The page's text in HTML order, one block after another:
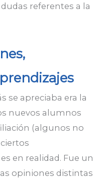
referentes a la
se apreciaba era la
nuevos alumnos
(algunos no
en realidad. Fue un
opiniones distintas